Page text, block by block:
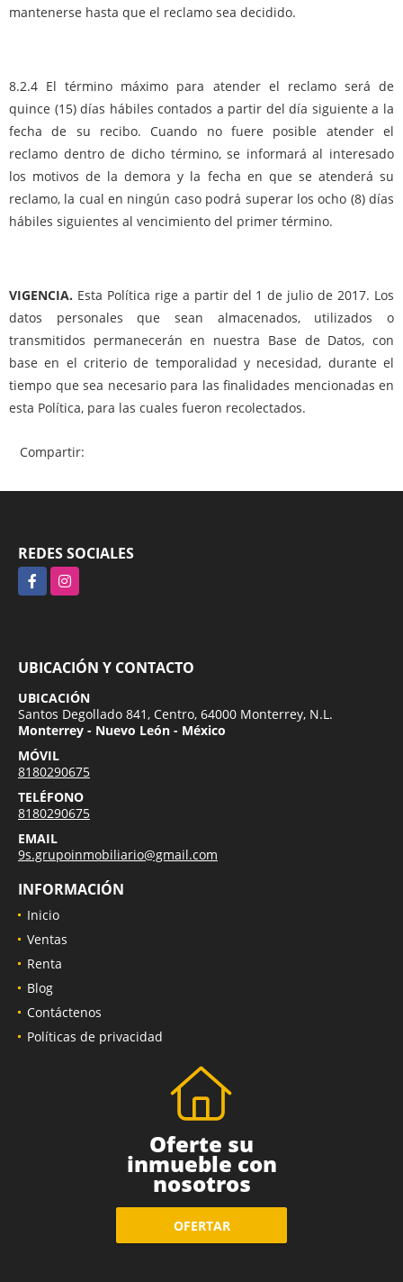
mantenerse hasta que el reclamo sea decidido.
8.2.4 El término máximo para atender el reclamo será de
quince (15) días hábiles contados a partir del día siguiente a la
fecha de su recibo. Cuando no fuere posible atender el
reclamo dentro de dicho término, se informará al interesado
los motivos de la demora y la fecha en que se atenderá su
reclamo, la cual en ningún caso podrá superar los ocho (8) días
hábiles siguientes al vencimiento del primer término.
VIGENCIA. Esta Política rige a partir del 1 de julio de 2017. Los
datos personales que sean almacenados, utilizados o
transmitidos permanecerán en nuestra Base de Datos, con
base en el criterio de temporalidad y necesidad, durante el
tiempo que sea necesario para las finalidades mencionadas en
esta Política, para las cuales fueron recolectados.
Compartir:
REDES SOCIALES
FacebookInstagram
UBICACIÓN Y CONTACTO
UBICACIÓN
Santos Degollado 841, Centro, 64000 Monterrey, N.L.
Monterrey - Nuevo León - México
MÓVIL
8180290675
TELÉFONO
8180290675
EMAIL
9s.grupoinmobiliario@gmail.com
INFORMACIÓN
Inicio
Ventas
Renta
Blog
Contáctenos
Políticas de privacidad
Oferte su
inmueble con
nosotros
OFERTAR